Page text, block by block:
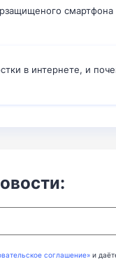
смартфона
в интернете, и
соглашение» и